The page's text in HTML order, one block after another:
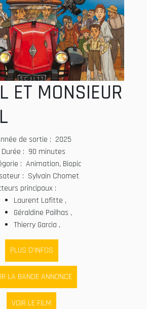
ET MONSIEUR
de sortie : 2025
Durée : 90 minutes
: Animation, Biopic
: Sylvain Chomet
principaux :
Laurent Lafitte ,
Géraldine Pailhas ,
Thierry Garcia ,
PLUS D'INFOS
LA BANDE ANNONCE
VOIR LE FILM